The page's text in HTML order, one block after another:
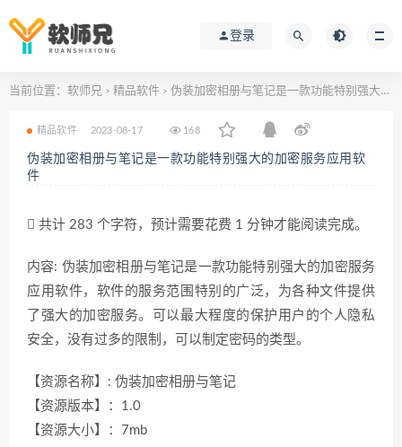
登录
当前位置： 软师兄 > 精品软件 > 伪装加密相册与笔记是一款功能特别强大的加密服务应用软件
精品软件 2023-08-17 168
伪装加密相册与笔记是一款功能特别强大的加密服务应用软
件
共计 283 个字符，预计需要花费 1 分钟才能阅读完成。
内容: 伪装加密相册与笔记是一款功能特别强大的加密服务
应用软件，软件的服务范围特别的广泛，为各种文件提供
了强大的加密服务。可以最大程度的保护用户的个人隐私
安全，没有过多的限制，可以制定密码的类型。
【资源名称】: 伪装加密相册与笔记
【资源版本】：1.0
【资源大小】：7mb